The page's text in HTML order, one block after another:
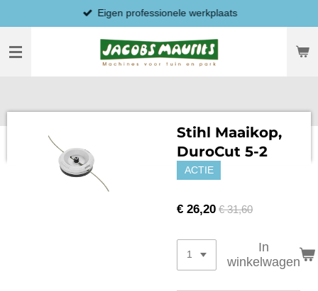
direct
naar
hoofdinhoud
Eigen professionele werkplaats
Stihl Maaikop,
DuroCut 5-2
ACTIE
€ 26,20 € 31,60
In
winkelwagen